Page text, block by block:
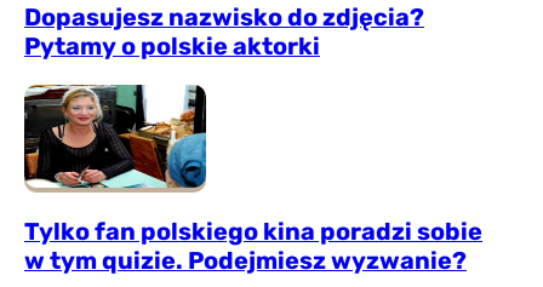
Dopasujesz nazwisko do zdjęcia?
Pytamy o polskie aktorki
Tylko fan polskiego kina poradzi sobie
w tym quizie. Podejmiesz wyzwanie?